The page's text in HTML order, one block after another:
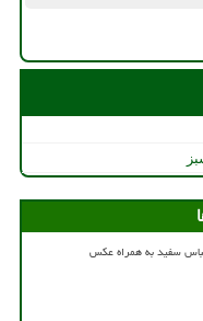
سفید به همراه عکس